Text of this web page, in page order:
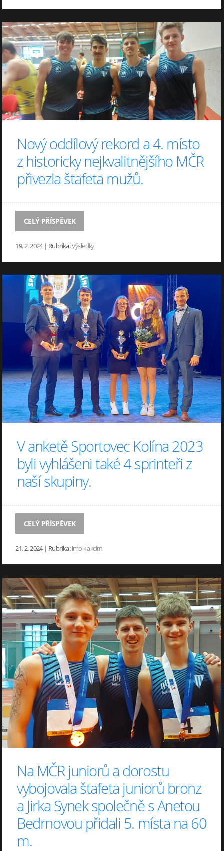
Nový oddílový rekord a 4. místo
z historicky nejkvalitnějšího MČR
přivezla štafeta mužů.
CELÝ PŘÍSPĚVEK
19. 2. 2024 | Rubrika:Výsledky
V anketě Sportovec Kolína 2023
byli vyhlášeni také 4 sprinteři z
naší skupiny.
CELÝ PŘÍSPĚVEK
21. 2. 2024 | Rubrika: Info k akcím
Na MČR juniorů a dorostu
vybojovala štafeta juniorů bronz
a Jirka Synek společně s Anetou
Bedrnovou přidali 5. místa na 60
m.